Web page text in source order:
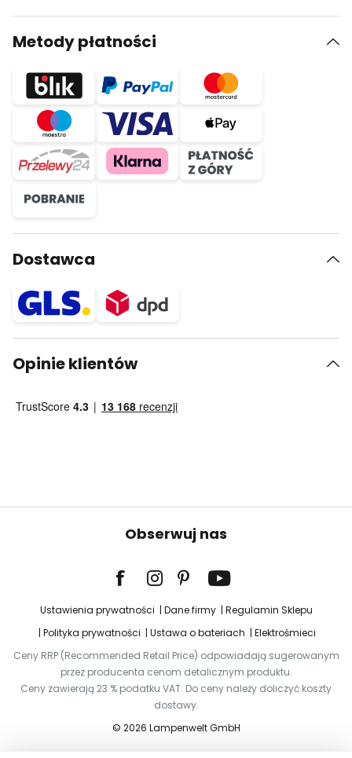
Metody płatności
Dostawca
Opinie klientów
Obserwuj nas
Ustawienia prywatności Dane firmy
Regulamin Sklepu
Polityka prywatności
Ustawa o bateriach
Elektrośmieci
Ceny RRP (Recommended Retail Price) odpowiadają sugerowanym
przez producenta cenom detalicznym produktu.
Ceny zawierają 23 % podatku VAT. Do ceny należy doliczyć koszty
dostawy.
© 2026 Lampenwelt GmbH